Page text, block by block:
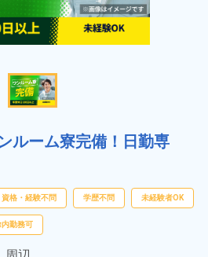
ルーム寮完備！日勤専
資格・経験不問 学歴不問 未経験者OK
勤務可